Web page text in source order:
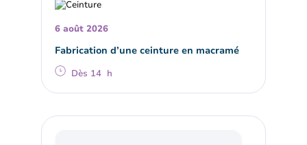
6 août 2026
Fabrication d’une ceinture en macramé
Dès 14 h